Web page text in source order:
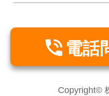
 電話
Copyright©